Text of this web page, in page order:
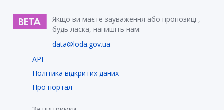
Якщо ви маєте зауваження або пропозиції,
будь ласка, напишіть нам:
data@loda.gov.ua
API
Політика відкритих даних
Про портал